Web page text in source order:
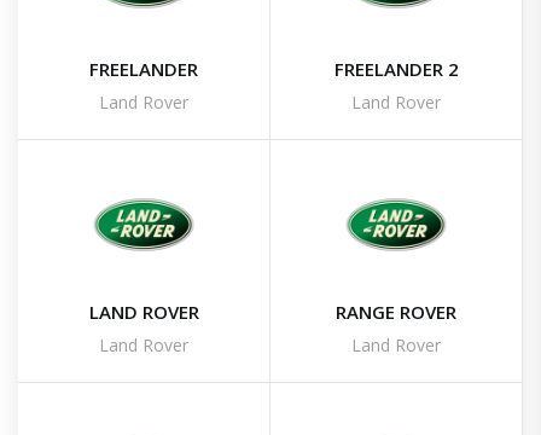
FREELANDER
Land Rover
FREELANDER 2
Land Rover
LAND ROVER
Land Rover
RANGE ROVER
Land Rover